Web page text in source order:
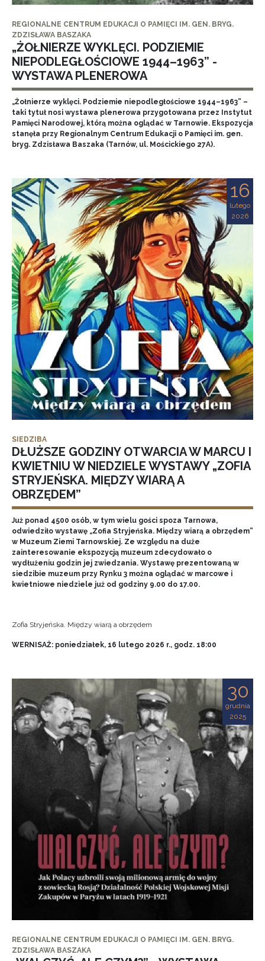
REGIONALNE CENTRUM EDUKACJI O PAMIĘCI IM. GEN. BRYG.
ZDZISŁAWA BASZAKA
„ŻOŁNIERZE WYKLĘCI. PODZIEMIE
NIEPODLEGŁOŚCIOWE 1944–1963” -
WYSTAWA PLENEROWA
„Żołnierze wyklęci. Podziemie niepodległościowe 1944–1963” –
taki tytuł nosi wystawa plenerowa przygotowana przez Instytut
Pamięci Narodowej, którą można oglądać w Tarnowie. Ekspozycja
stanęła przy Regionalnym Centrum Edukacji o Pamięci im. gen.
bryg. Zdzisława Baszaka (Tarnów, ul. Mościckiego 27A).
16
lutego
2026
SIEDZIBA
DŁUŻSZE GODZINY OTWARCIA W MARCU I
KWIETNIU W NIEDZIELE WYSTAWY „ZOFIA
STRYJEŃSKA. MIĘDZY WIARĄ A
OBRZĘDEM”
Już ponad 4500 osób, w tym wielu gości spoza Tarnowa,
odwiedziło wystawę „Zofia Stryjeńska. Między wiarą a obrzędem”
w Muzeum Ziemi Tarnowskiej. Ze względu na duże
zainteresowanie ekspozycją muzeum zdecydowało o
wydłużeniu godzin jej zwiedzania. Wystawę prezentowaną w
siedzibie muzeum przy Rynku 3 można oglądać w marcowe i
kwietniowe niedziele już od godziny 9.00 do 17.00.
Zofia Stryjeńska. Między wiarą a obrzędem
WERNISAŻ: poniedziałek, 16 lutego 2026 r., godz. 18:00
30
grudnia
2025
REGIONALNE CENTRUM EDUKACJI O PAMIĘCI IM. GEN. BRYG.
ZDZISŁAWA BASZAKA